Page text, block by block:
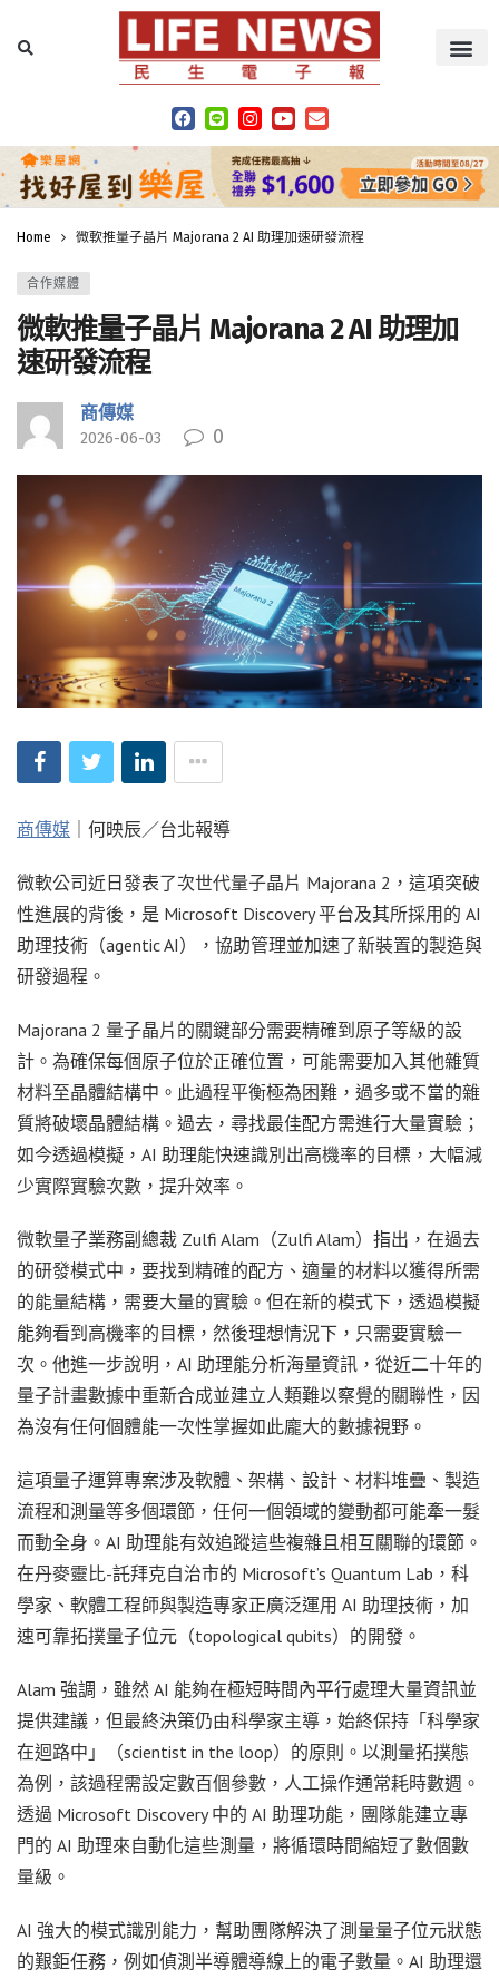
Home 微軟推量子晶片 Majorana 2 AI 助理加速研發流程
合作媒體
微軟推量子晶片 Majorana 2 AI 助理加
速研發流程
商傳媒
2026-06-03 0
商傳媒 ｜何映辰／台北報導
微軟公司近日發表了次世代量子晶片 Majorana 2，這項突破
性進展的背後，是 Microsoft Discovery 平台及其所採用的 AI
助理技術（agentic AI），協助管理並加速了新裝置的製造與
研發過程。
Majorana 2 量子晶片的關鍵部分需要精確到原子等級的設
計。為確保每個原子位於正確位置，可能需要加入其他雜質
材料至晶體結構中。此過程平衡極為困難，過多或不當的雜
質將破壞晶體結構。過去，尋找最佳配方需進行大量實驗；
如今透過模擬，AI 助理能快速識別出高機率的目標，大幅減
少實際實驗次數，提升效率。
微軟量子業務副總裁 Zulfi Alam（Zulfi Alam）指出，在過去
的研發模式中，要找到精確的配方、適量的材料以獲得所需
的能量結構，需要大量的實驗。但在新的模式下，透過模擬
能夠看到高機率的目標，然後理想情況下，只需要實驗一
次。他進一步說明，AI 助理能分析海量資訊，從近二十年的
量子計畫數據中重新合成並建立人類難以察覺的關聯性，因
為沒有任何個體能一次性掌握如此龐大的數據視野。
這項量子運算專案涉及軟體、架構、設計、材料堆疊、製造
流程和測量等多個環節，任何一個領域的變動都可能牽一髮
而動全身。AI 助理能有效追蹤這些複雜且相互關聯的環節。
在丹麥靈比-託拜克自治市的 Microsoft’s Quantum Lab，科
學家、軟體工程師與製造專家正廣泛運用 AI 助理技術，加
速可靠拓撲量子位元（topological qubits）的開發。
Alam 強調，雖然 AI 能夠在極短時間內平行處理大量資訊並
提供建議，但最終決策仍由科學家主導，始終保持「科學家
在迴路中」（scientist in the loop）的原則。以測量拓撲態
為例，該過程需設定數百個參數，人工操作通常耗時數週。
透過 Microsoft Discovery 中的 AI 助理功能，團隊能建立專
門的 AI 助理來自動化這些測量，將循環時間縮短了數個數
量級。
AI 強大的模式識別能力，幫助團隊解決了測量量子位元狀態
的艱鉅任務，例如偵測半導體導線上的電子數量。AI 助理還